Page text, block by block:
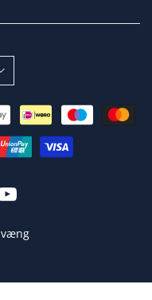
væng